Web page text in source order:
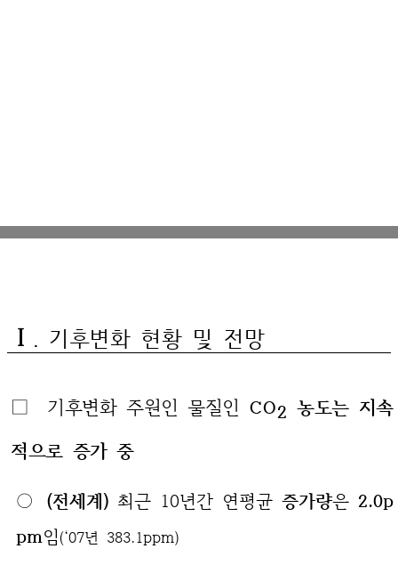
Ⅰ . 기후변화 현황 및 전망
□ 기후변화 주원인 물질인 CO2 농도는 지속
적으로 증가 중
○ (전세계)최근 10년간 연평균 증가량은 2.0p
pm임(‘07년 383.1ppm)